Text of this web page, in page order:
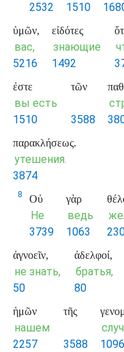
2532
1510
ὑμῶν,
вас,
5216
εἰδότες
знающие
1492
ἐστε
вы есть
1510
τῶν
3588
παρακλήσεως.
утешения.
3874
8 Οὐ
Не
3739
γὰρ
ведь
1063
ἀγνοεῖν,
не знать,
50
ἀδελφοί,
братья,
80
ἡμῶν
нашем
2257
τῆς
3588
1096